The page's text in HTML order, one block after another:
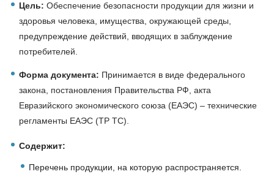
Цель: Обеспечение безопасности продукции для жизни и
здоровья человека, имущества, окружающей среды,
предупреждение действий, вводящих в заблуждение
потребителей.
Форма документа: Принимается в виде федерального
закона, постановления Правительства РФ, акта
Евразийского экономического союза (ЕАЭС) – технические
регламенты ЕАЭС (ТР ТС).
Содержит:
Перечень продукции, на которую распространяется.